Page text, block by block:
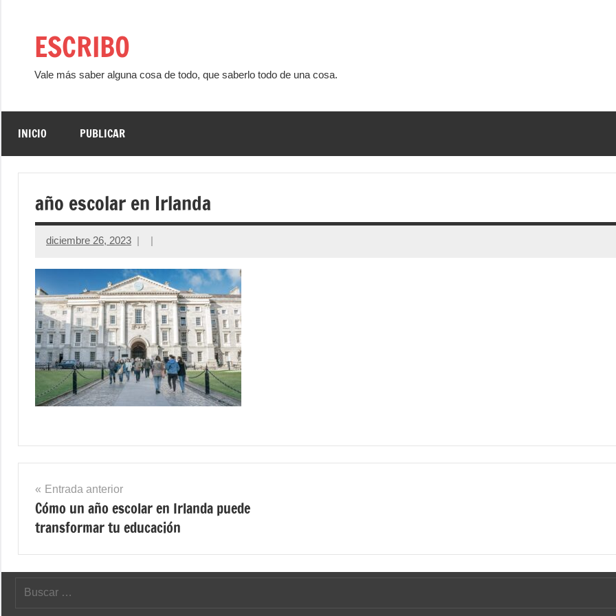
contenidoESCRIBO
Vale más saber alguna cosa de todo, que saberlo todo de una cosa.
INICIO PUBLICAR
año escolar en Irlanda
diciembre 26, 2023
Navegación
de
entradas
Entrada anterior
Cómo un año escolar en Irlanda puede
transformar tu educación
Buscar: